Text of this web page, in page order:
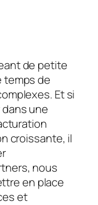
de petite
temps de
Et si
une
croissante, il
nous
en place
et